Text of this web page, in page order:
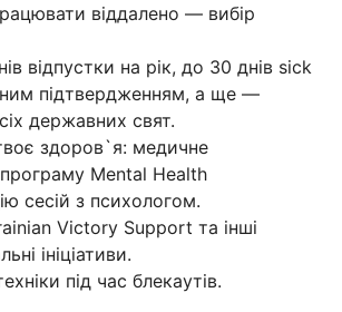
віддалено — вибір
відпустки на рік, до 30 днів sick
підтвердженням, а ще —
державних свят.
здоров`я: медичне
Mental Health
сесій з психологом.
Victory Support та інші
ініціативи.
під час блекаутів.